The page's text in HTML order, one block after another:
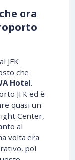
ora
JFK
che
Hotel.
JFK ed è
quasi un
Center,
al
volta era
poi